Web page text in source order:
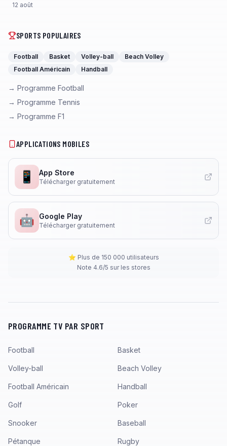
12 août
SPORTS POPULAIRES
Football Basket Volley-ball
Beach Volley
Football Américain
Handball
→ Programme Football
→ Programme Tennis
→ Programme F1
APPLICATIONS MOBILES
📱 App Store
Télécharger gratuitement
🤖 Google Play
Télécharger gratuitement
⭐ Plus de 150 000 utilisateurs
Note 4.6/5 sur les stores
PROGRAMME TV PAR SPORT
Football Basket
Volley-ball Beach Volley
Football Américain Handball
Golf Poker
Snooker Baseball
Pétanque Rugby